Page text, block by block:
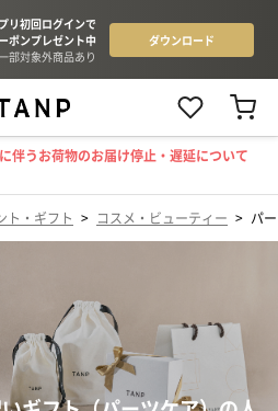
伴うお荷物のお届け停止・遅延について
ト・ギフト > コスメ・ビューティー > パ